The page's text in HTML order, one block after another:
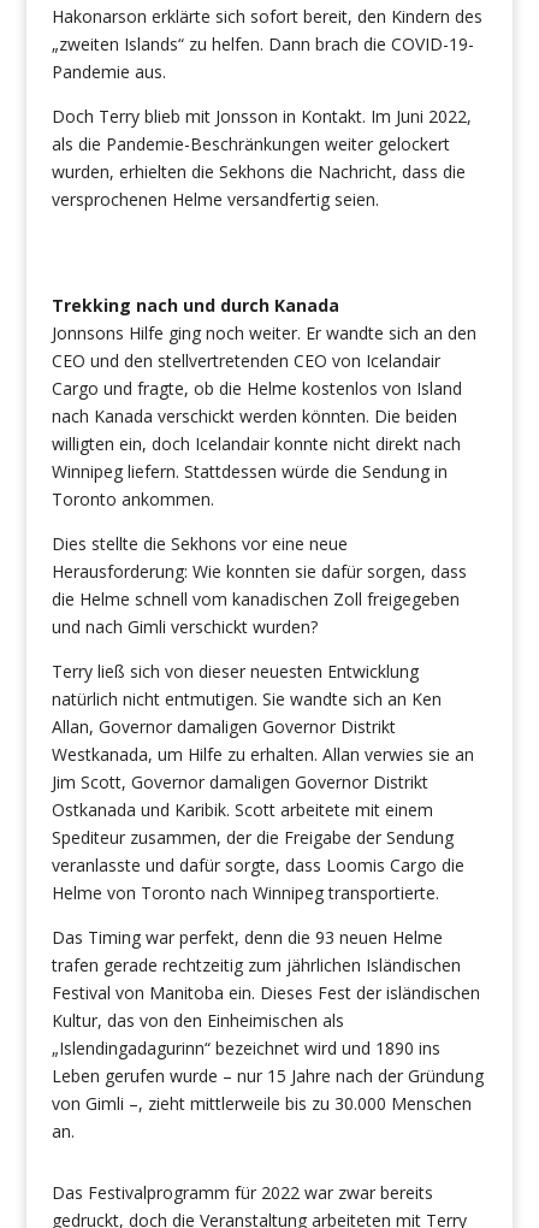
Hakonarson erklärte sich sofort bereit, den Kindern des
„zweiten Islands“ zu helfen. Dann brach die COVID-19-
Pandemie aus.
Doch Terry blieb mit Jonsson in Kontakt. Im Juni 2022,
als die Pandemie-Beschränkungen weiter gelockert
wurden, erhielten die Sekhons die Nachricht, dass die
versprochenen Helme versandfertig seien.
Trekking nach und durch Kanada
Jonnsons Hilfe ging noch weiter. Er wandte sich an den
CEO und den stellvertretenden CEO von Icelandair
Cargo und fragte, ob die Helme kostenlos von Island
nach Kanada verschickt werden könnten. Die beiden
willigten ein, doch Icelandair konnte nicht direkt nach
Winnipeg liefern. Stattdessen würde die Sendung in
Toronto ankommen.
Dies stellte die Sekhons vor eine neue
Herausforderung: Wie konnten sie dafür sorgen, dass
die Helme schnell vom kanadischen Zoll freigegeben
und nach Gimli verschickt wurden?
Terry ließ sich von dieser neuesten Entwicklung
natürlich nicht entmutigen. Sie wandte sich an Ken
Allan, Governor damaligen Governor Distrikt
Westkanada, um Hilfe zu erhalten. Allan verwies sie an
Jim Scott, Governor damaligen Governor Distrikt
Ostkanada und Karibik. Scott arbeitete mit einem
Spediteur zusammen, der die Freigabe der Sendung
veranlasste und dafür sorgte, dass Loomis Cargo die
Helme von Toronto nach Winnipeg transportierte.
Das Timing war perfekt, denn die 93 neuen Helme
trafen gerade rechtzeitig zum jährlichen Isländischen
Festival von Manitoba ein. Dieses Fest der isländischen
Kultur, das von den Einheimischen als
„Islendingadagurinn“ bezeichnet wird und 1890 ins
Leben gerufen wurde – nur 15 Jahre nach der Gründung
von Gimli –, zieht mittlerweile bis zu 30.000 Menschen
an.
Das Festivalprogramm für 2022 war zwar bereits
gedruckt, doch die Veranstaltung arbeiteten mit Terry